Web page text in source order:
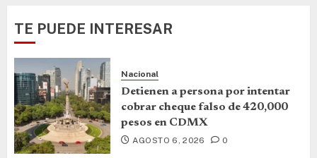
TE PUEDE INTERESAR
Nacional
Detienen a persona por intentar
cobrar cheque falso de 420,000
pesos en CDMX
AGOSTO 6, 2026 0